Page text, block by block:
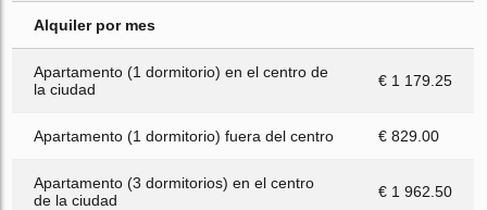
Alquiler por mes
Apartamento (1 dormitorio) en el centro de
la ciudad
€ 1 179.25
Apartamento (1 dormitorio) fuera del centro € 829.00
Apartamento (3 dormitorios) en el centro
de la ciudad
€ 1 962.50